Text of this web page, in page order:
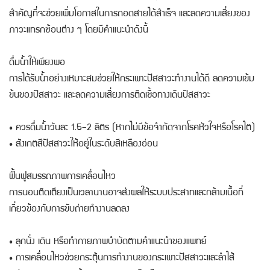
สำคัญที่จะช่วยเพิ่มโอกาสในการถอดสายได้สำเร็จ และลดความเสี่ยงของ
ภาวะแทรกซ้อนต่าง ๆ โดยมีคำแนะนำดังนี้
ดื่มน้ำให้เพียงพอ
การได้รับน้ำอย่างเหมาะสมช่วยให้กระเพาะปัสสาวะทำงานได้ดี ลดความเข้ม
ข้นของปัสสาวะ และลดความเสี่ยงการติดเชื้อทางเดินปัสสาวะ
• ควรดื่มน้ำวันละ 1.5–2 ลิตร (หากไม่มีข้อจำกัดจากโรคหัวใจหรือโรคไต)
• สังเกตสีปัสสาวะให้อยู่ในระดับสีเหลืองอ่อน
ฟื้นฟูสมรรถภาพการเคลื่อนไหว
การนอนติดเตียงเป็นเวลานานอาจส่งผลให้ระบบประสาทและกล้ามเนื้อที่
เกี่ยวข้องกับการขับถ่ายทำงานลดลง
• ลุกนั่ง เดิน หรือทำกายภาพบำบัดตามคำแนะนำของแพทย์
• การเคลื่อนไหวช่วยกระตุ้นการทำงานของกระเพาะปัสสาวะและลำไส้